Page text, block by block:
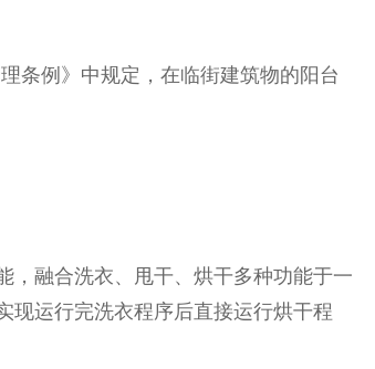
条例》中规定，在临街建筑物的阳台
，融合洗衣、甩干、烘干多种功能于一
现运行完洗衣程序后直接运行烘干程